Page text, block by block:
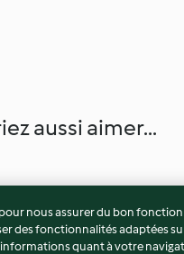
aussi aimer...
nous assurer du bon
des fonctionnalités adaptées
quant à votre